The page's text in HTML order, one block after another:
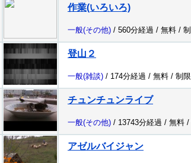
作業(いろいろ)
一般(その他) / 560分経過 / 無料 /
登山２
一般(雑談) / 174分経過 / 無料 / 制
チュンチュンライブ
一般(その他) / 13743分経過 / 無料 /
アゼルバイジャン